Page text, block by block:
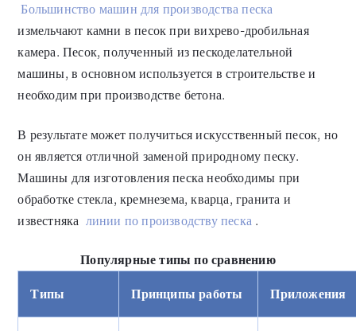
Большинство машин для производства песка
измельчают камни в песок при вихрево-дробильная
камера. Песок, полученный из пескоделательной
машины, в основном используется в строительстве и
необходим при производстве бетона.
В результате может получиться искусственный песок, но
он является отличной заменой природному песку.
Машины для изготовления песка необходимы при
обработке стекла, кремнезема, кварца, гранита и
известняка линии по производству песка .
Популярные типы по сравнению
Типы Принципы работы Приложения